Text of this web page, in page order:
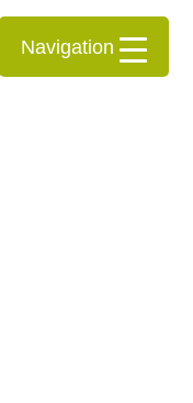
Navigation